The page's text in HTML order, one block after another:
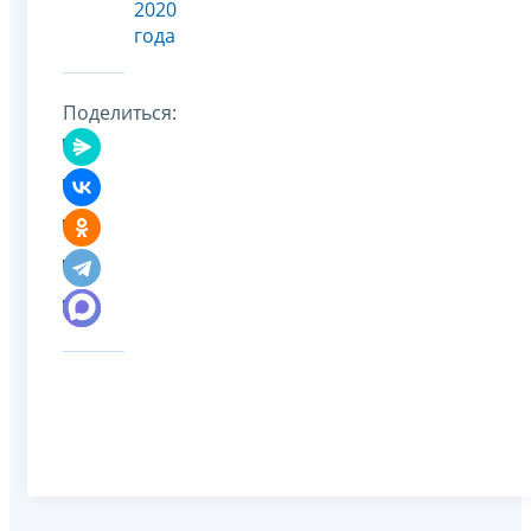
2020
года
Поделиться: